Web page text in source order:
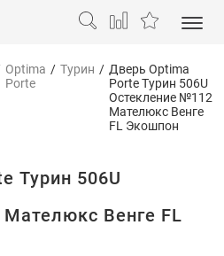
Optima
Porte
/ Турин / Дверь Optima
Porte Турин 506U
Остекление №112
Мателюкс Венге
FL Экошпон
Турин 506U
Венге FL